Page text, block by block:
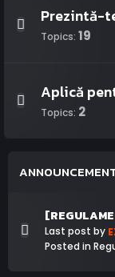
Prezintă-
Topics: 19
Aplică
Topics: 2
Last post by
Posted in